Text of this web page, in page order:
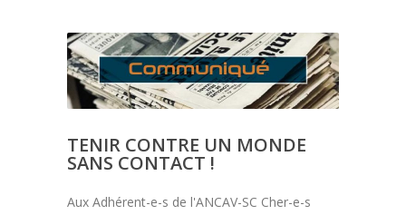
TENIR CONTRE UN MONDE
SANS CONTACT !
Aux Adhérent-e-s de l'ANCAV-SC Cher-e-s